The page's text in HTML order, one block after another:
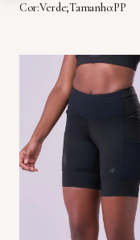
Cor:Verde;Tamanho:PP